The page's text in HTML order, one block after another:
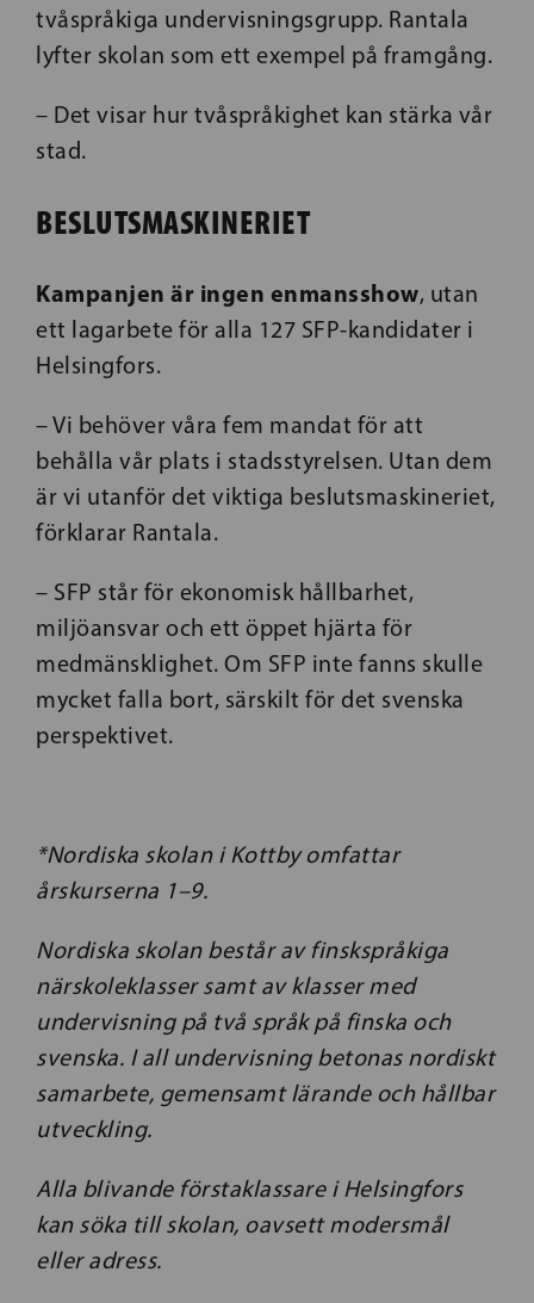
tvåspråkiga undervisningsgrupp. Rantala
lyfter skolan som ett exempel på framgång.
– Det visar hur tvåspråkighet kan stärka vår
stad.
BESLUTSMASKINERIET
Kampanjen är ingen enmansshow, utan
ett lagarbete för alla 127 SFP-kandidater i
Helsingfors.
– Vi behöver våra fem mandat för att
behålla vår plats i stadsstyrelsen. Utan dem
är vi utanför det viktiga beslutsmaskineriet,
förklarar Rantala.
– SFP står för ekonomisk hållbarhet,
miljöansvar och ett öppet hjärta för
medmänsklighet. Om SFP inte fanns skulle
mycket falla bort, särskilt för det svenska
perspektivet.
*Nordiska skolan i Kottby omfattar
årskurserna 1–9.
Nordiska skolan består av finskspråkiga
närskoleklasser samt av klasser med
undervisning på två språk på finska och
svenska. I all undervisning betonas nordiskt
samarbete, gemensamt lärande och hållbar
utveckling.
Alla blivande förstaklassare i Helsingfors
kan söka till skolan, oavsett modersmål
eller adress.